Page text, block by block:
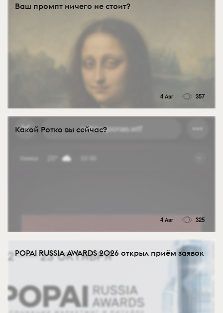
Ваш промпт ничего не стоит?
4 Авг 357
Какой Ротко вы сейчас?
4 Авг 325
POPAI RUSSIA AWARDS 2026 открыл приём заявок